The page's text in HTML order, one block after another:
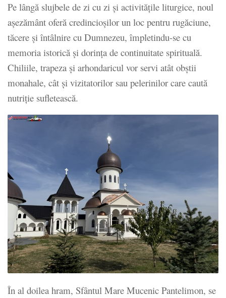
Pe lângă slujbele de zi cu zi și activitățile liturgice, noul
așezământ oferă credincioșilor un loc pentru rugăciune,
tăcere și întâlnire cu Dumnezeu, împletindu-se cu
memoria istorică și dorința de continuitate spirituală.
Chiliile, trapeza și arhondaricul vor servi atât obștii
monahale, cât și vizitatorilor sau pelerinilor care caută
nutriție sufletească.
În al doilea hram, Sfântul Mare Mucenic Pantelimon, se